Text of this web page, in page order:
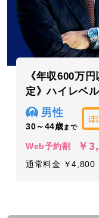
《年収600万
定》ハイレベ
男性
30～44歳まで
ほ
Web予約割 ￥
通常料金 ￥4,800